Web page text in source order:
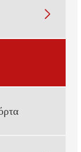
